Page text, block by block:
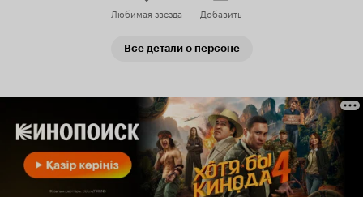
Любимая звезда Добавить
Все детали о персоне